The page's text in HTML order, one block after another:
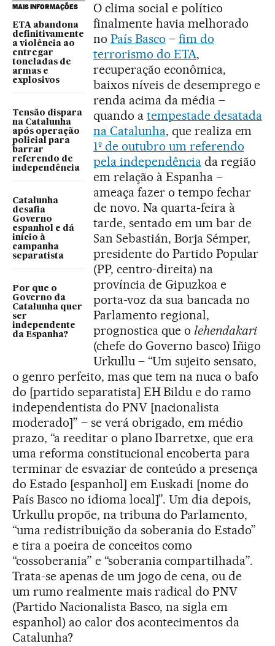
MAIS INFORMAÇÕES
ETA abandona
definitivamente
a violência ao
entregar
toneladas de
armas e
explosivos
Tensão dispara
na Catalunha
após operação
policial para
barrar
referendo de
independência
Catalunha
desafia
Governo
espanhol e dá
início à
campanha
separatista
Por que o
Governo da
Catalunha quer
ser
independente
da Espanha?
O clima social e político
finalmente havia melhorado
no País Basco – fim do
terrorismo do ETA,
recuperação econômica,
baixos níveis de desemprego e
renda acima da média –
quando a tempestade desatada
na Catalunha, que realiza em
1º de outubro um referendo
pela independênciada região
em relação à Espanha –
ameaça fazer o tempo fechar
de novo. Na quarta-feira à
tarde, sentado em um bar de
San Sebastián, Borja Sémper,
presidente do Partido Popular
(PP, centro-direita) na
província de Gipuzkoa e
porta-voz da sua bancada no
Parlamento regional,
prognostica que o lehendakari
(chefe do Governo basco) Iñigo
Urkullu – “Um sujeito sensato,
o genro perfeito, mas que tem na nuca o bafo
do [partido separatista] EH Bildu e do ramo
independentista do PNV [nacionalista
moderado]” – se verá obrigado, em médio
prazo, “a reeditar o plano Ibarretxe, que era
uma reforma constitucional encoberta para
terminar de esvaziar de conteúdo a presença
do Estado [espanhol] em Euskadi [nome do
País Basco no idioma local]”. Um dia depois,
Urkullu propõe, na tribuna do Parlamento,
“uma redistribuição da soberania do Estado”
e tira a poeira de conceitos como
“cossoberania” e “soberania compartilhada”.
Trata-se apenas de um jogo de cena, ou de
um rumo realmente mais radical do PNV
(Partido Nacionalista Basco, na sigla em
espanhol) ao calor dos acontecimentos da
Catalunha?